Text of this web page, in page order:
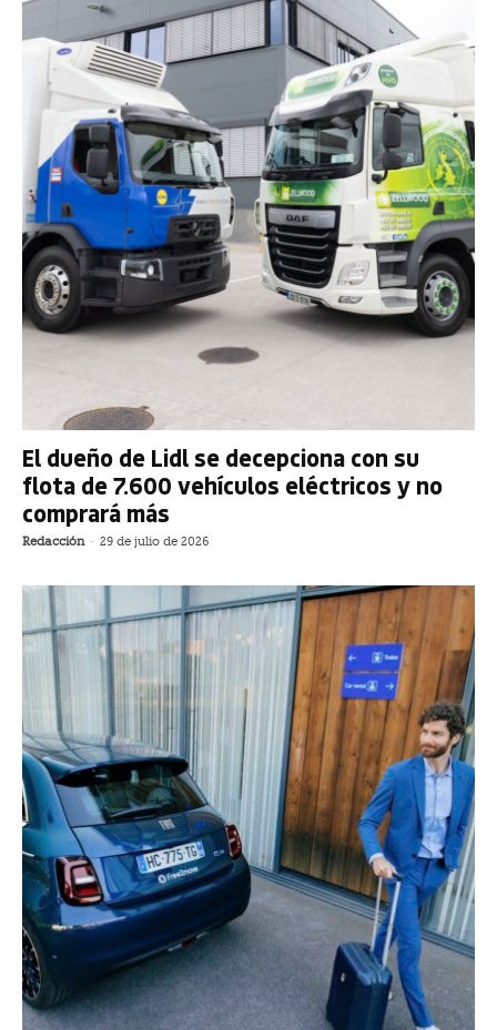
El dueño de Lidl se decepciona con su
flota de 7.600 vehículos eléctricos y no
comprará más
Redacción - 29 de julio de 2026